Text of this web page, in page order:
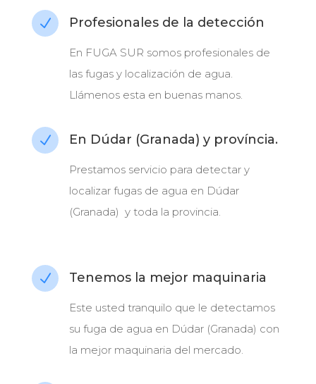
N Profesionales de la detección
En FUGA SUR somos profesionales de
las fugas y localización de agua.
Llámenos esta en buenas manos.
N En Dúdar (Granada) y província.
Prestamos servicio para detectar y
localizar fugas de agua en Dúdar
(Granada) y toda la provincia.
N Tenemos la mejor maquinaria
Este usted tranquilo que le detectamos
su fuga de agua en Dúdar (Granada) con
la mejor maquinaria del mercado.